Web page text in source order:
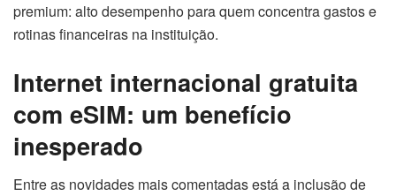
premium: alto desempenho para quem concentra gastos e
rotinas financeiras na instituição.
Internet internacional gratuita
com eSIM: um benefício
inesperado
Entre as novidades mais comentadas está a inclusão de